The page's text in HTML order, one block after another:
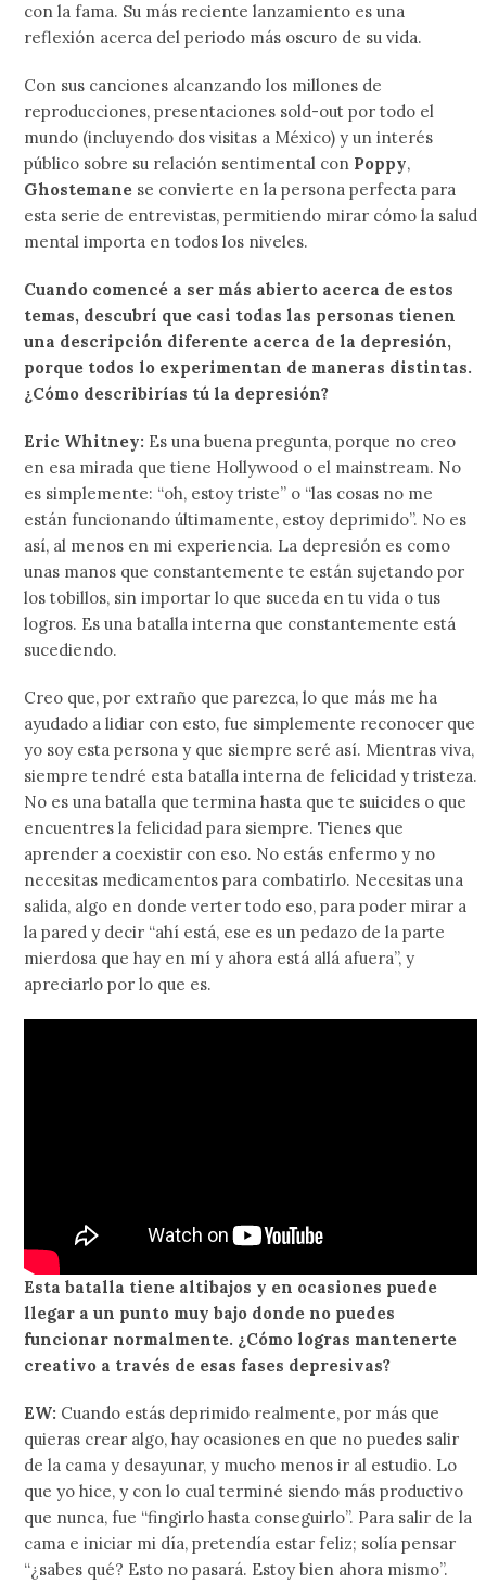
con la fama. Su más reciente lanzamiento es una
reflexión acerca del periodo más oscuro de su vida.
Con sus canciones alcanzando los millones de
reproducciones, presentaciones sold-out por todo el
mundo (incluyendo dos visitas a México) y un interés
público sobre su relación sentimental con Poppy,
Ghostemane se convierte en la persona perfecta para
esta serie de entrevistas, permitiendo mirar cómo la salud
mental importa en todos los niveles.
Cuando comencé a ser más abierto acerca de estos
temas, descubrí que casi todas las personas tienen
una descripción diferente acerca de la depresión,
porque todos lo experimentan de maneras distintas.
¿Cómo describirías tú la depresión?
Eric Whitney: Es una buena pregunta, porque no creo
en esa mirada que tiene Hollywood o el mainstream. No
es simplemente: “oh, estoy triste” o “las cosas no me
están funcionando últimamente, estoy deprimido”. No es
así, al menos en mi experiencia. La depresión es como
unas manos que constantemente te están sujetando por
los tobillos, sin importar lo que suceda en tu vida o tus
logros. Es una batalla interna que constantemente está
sucediendo.
Creo que, por extraño que parezca, lo que más me ha
ayudado a lidiar con esto, fue simplemente reconocer que
yo soy esta persona y que siempre seré así. Mientras viva,
siempre tendré esta batalla interna de felicidad y tristeza.
No es una batalla que termina hasta que te suicides o que
encuentres la felicidad para siempre. Tienes que
aprender a coexistir con eso. No estás enfermo y no
necesitas medicamentos para combatirlo. Necesitas una
salida, algo en donde verter todo eso, para poder mirar a
la pared y decir “ahí está, ese es un pedazo de la parte
mierdosa que hay en mí y ahora está allá afuera”, y
apreciarlo por lo que es.
Esta batalla tiene altibajos y en ocasiones puede
llegar a un punto muy bajo donde no puedes
funcionar normalmente. ¿Cómo logras mantenerte
creativo a través de esas fases depresivas?
EW: Cuando estás deprimido realmente, por más que
quieras crear algo, hay ocasiones en que no puedes salir
de la cama y desayunar, y mucho menos ir al estudio. Lo
que yo hice, y con lo cual terminé siendo más productivo
que nunca, fue “fingirlo hasta conseguirlo”. Para salir de la
cama e iniciar mi día, pretendía estar feliz; solía pensar
“¿sabes qué? Esto no pasará. Estoy bien ahora mismo”.